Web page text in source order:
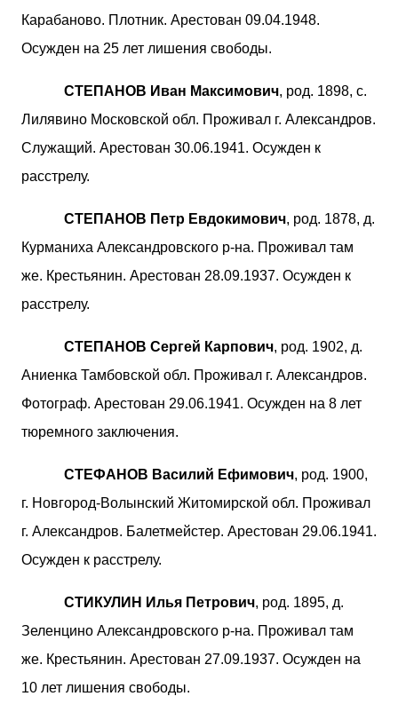
Карабаново. Плотник. Арестован 09.04.1948.
Осужден на 25 лет лишения свободы.
СТЕПАНОВ Иван Максимович, род. 1898, с.
Лилявино Московской обл. Проживал г. Александров.
Служащий. Арестован 30.06.1941. Осужден к
расстрелу.
СТЕПАНОВ Петр Евдокимович, род. 1878, д.
Курманиха Александровского р-на. Проживал там
же. Крестьянин. Арестован 28.09.1937. Осужден к
расстрелу.
СТЕПАНОВ Сергей Карпович, род. 1902, д.
Аниенка Тамбовской обл. Проживал г. Александров.
Фотограф. Арестован 29.06.1941. Осужден на 8 лет
тюремного заключения.
СТЕФАНОВ Василий Ефимович, род. 1900,
г. Новгород-Волынский Житомирской обл. Проживал
г. Александров. Балетмейстер. Арестован 29.06.1941.
Осужден к расстрелу.
СТИКУЛИН Илья Петрович, род. 1895, д.
Зеленцино Александровского р-на. Проживал там
же. Крестьянин. Арестован 27.09.1937. Осужден на
10 лет лишения свободы.